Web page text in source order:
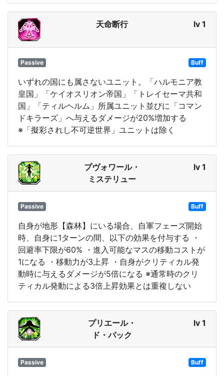
天命断行 lv 1
Passive Buff
いずれの国にも属さないユニット。「ハルモニア教
皇国」「ケイオスリオン帝国」「トレイセーマ共和
国」「ティルヘルム」所属ユニット並びに「コマン
ドキラーズ」へ与えるダメージが20%増加する
※「擬彩されし不可逆世界」ユニットは除く
プヴォワール・
ミステリュー
lv 1
Passive Buff
自身が地形【森林】にいる場合、自軍フェーズ開始
時、自身に1ターンの間、以下の効果を付与する ・
回避率下限が60% ・進入可能なマスの移動コストが
1になる ・移動力が3上昇 ・自身がクリティカル発
動時に与えるダメージが5倍になる ※通常時のクリ
ティカル発動による3倍上昇効果とは重複しない
プリエール・
ド・パック
lv 1
Passive Buff